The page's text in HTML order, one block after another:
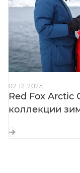
для пропуска
Регулировка
точная
Рукава с
под рост и
Внутренние
удлинённые —
Внутренние
02.12.2025
Red Fox Arctic
коллекции